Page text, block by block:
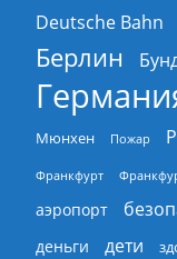
Deutsche Bahn
Берлин
Мюнхен Пожар
Франкфурт
аэропорт
деньги дети